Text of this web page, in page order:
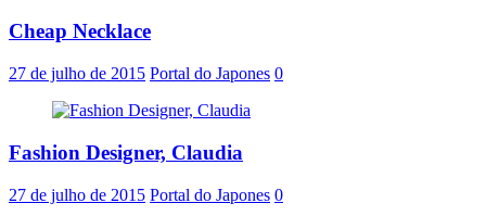
Cheap Necklace
27 de julho de 2015 Portal do Japones 0
Fashion Designer, Claudia
27 de julho de 2015 Portal do Japones 0